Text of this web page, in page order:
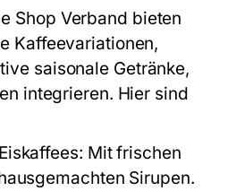
Shop Verband bieten
Kaffeevariationen,
saisonale Getränke,
integrieren. Hier sind
Mit frischen
Sirupen.